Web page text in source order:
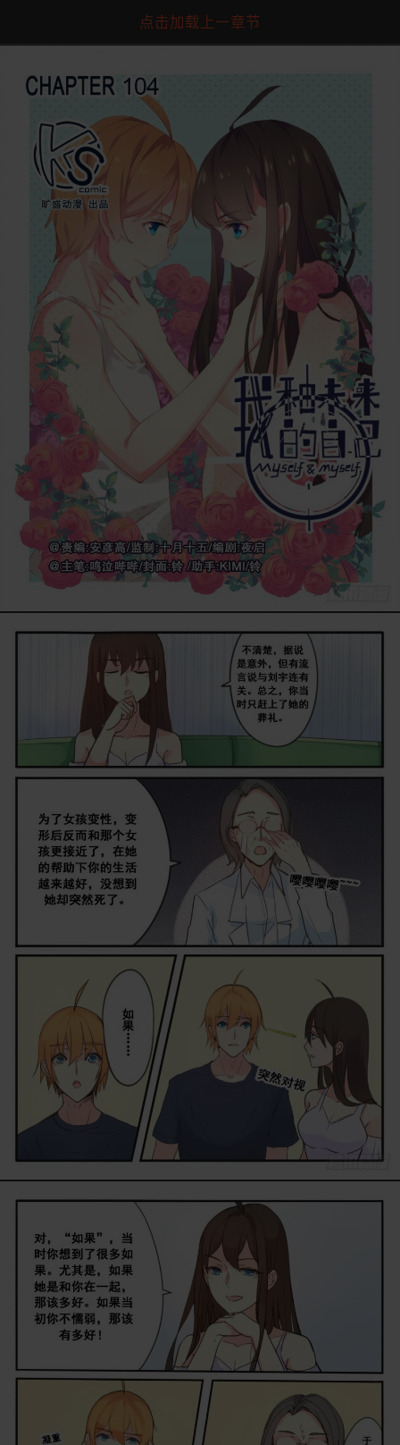
点击加载上一章节